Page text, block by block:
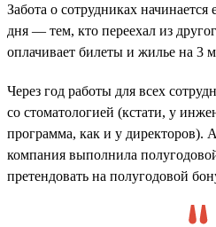
Забота о сотрудниках
дня — тем, кто переехал из
оплачивает билеты и жилье на 3
Через год работы для всех
со стоматологией (кстати, у
программа, как и у директоров).
компания выполнила
претендовать на полугодовой